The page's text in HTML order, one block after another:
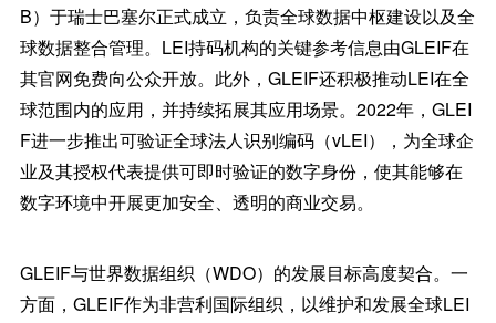
B）于瑞士巴塞尔正式成立，负责全球数据中枢建设以及全
球数据整合管理。LEI持码机构的关键参考信息由GLEIF在
其官网免费向公众开放。此外，GLEIF还积极推动LEI在全
球范围内的应用，并持续拓展其应用场景。2022年，GLEI
F进一步推出可验证全球法人识别编码（vLEI），为全球企
业及其授权代表提供可即时验证的数字身份，使其能够在
数字环境中开展更加安全、透明的商业交易。
GLEIF与世界数据组织（WDO）的发展目标高度契合。一
方面，GLEIF作为非营利国际组织，以维护和发展全球LEI